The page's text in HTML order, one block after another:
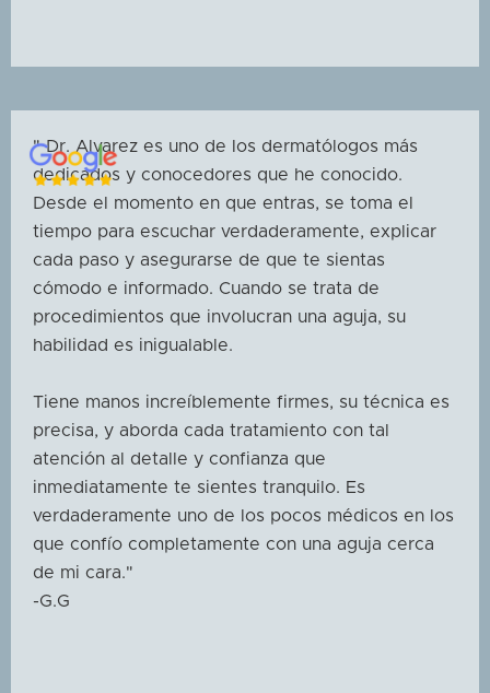
" Dr. Alvarez es uno de los dermatólogos más
dedicados y conocedores que he conocido.
Desde el momento en que entras, se toma el
tiempo para escuchar verdaderamente, explicar
cada paso y asegurarse de que te sientas
cómodo e informado. Cuando se trata de
procedimientos que involucran una aguja, su
habilidad es inigualable.
Tiene manos increíblemente firmes, su técnica es
precisa, y aborda cada tratamiento con tal
atención al detalle y confianza que
inmediatamente te sientes tranquilo. Es
verdaderamente uno de los pocos médicos en los
que confío completamente con una aguja cerca
de mi cara."
-G.G